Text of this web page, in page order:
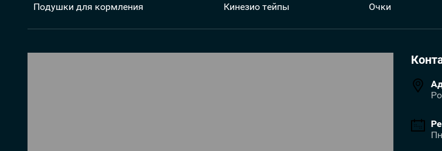
Подушки для кормления
Кинезио тейпы Очки